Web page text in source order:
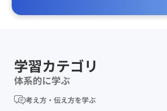
学習カテゴリ
体系的に学ぶ
考え方・伝え方を学ぶ